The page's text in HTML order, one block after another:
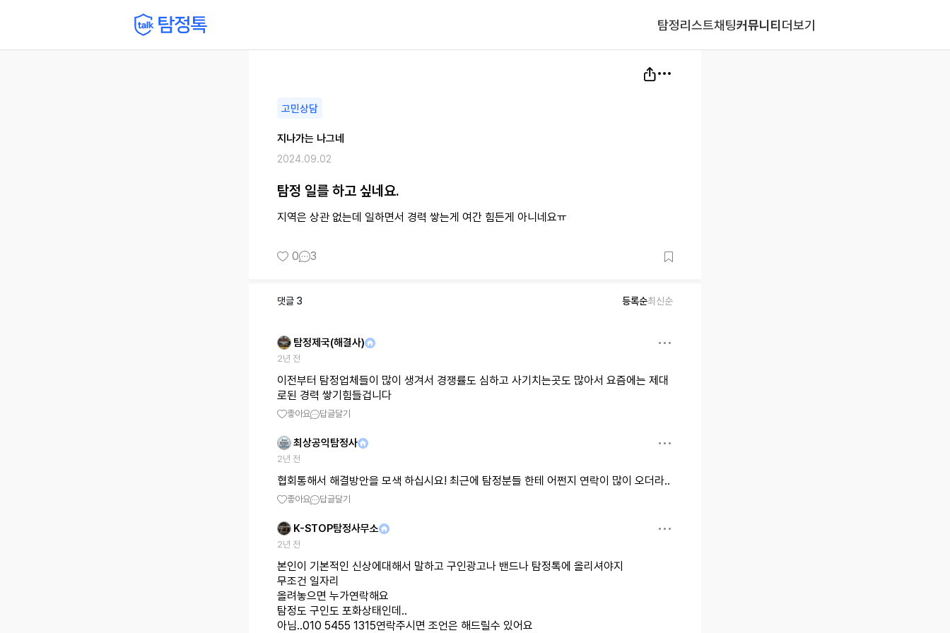
탐정리스트채팅커뮤니티더보기
고민상담
지나가는 나그네
2024.09.02
탐정 일를 하고 싶네요.
지역은 상관 없는데 일하면서 경력 쌓는게 여간 힘든게 아니네요ㅠ
0 3
댓글 3 등록순최신순
탐정제국(해결사)
2년 전
이전부터 탐정업체들이 많이 생겨서 경쟁률도 심하고 사기치는곳도 많아서 요즘에는 제대
로된 경력 쌓기힘들겁니다
좋아요 답글달기
최상공익탐정사
2년 전
협회통해서 해결방안을 모색 하십시요! 최근에 탐정분들 한테 어쩐지 연락이 많이 오더라..
좋아요 답글달기
K-STOP탐정사무소
2년 전
본인이 기본적인 신상에대해서 말하고 구인광고나 밴드나 탐정톡에 올리셔야지
무조건 일자리
올려놓으면 누가연락해요
탐정도 구인도 포화상태인데..
아님..010 5455 1315연락주시면 조언은 해드릴수 있어요